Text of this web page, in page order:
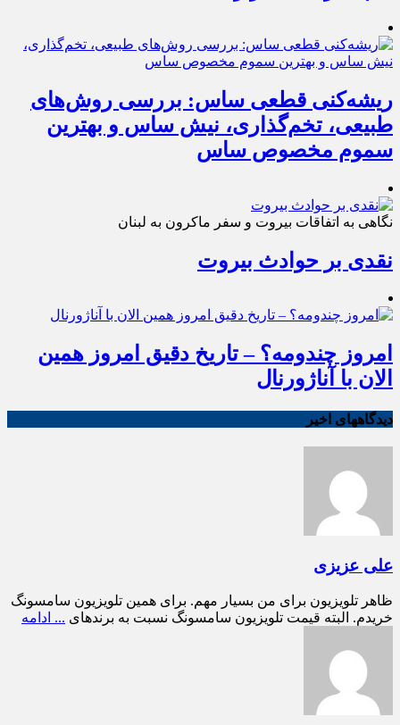
ریشه‌کنی قطعی ساس: بررسی روش‌های
طبیعی، تخم‌گذاری، نیش ساس و بهترین
سموم مخصوص ساس
نگاهی به اتفاقات بیروت و سفر ماکرون به لبنان
نقدی بر حوادث بیروت
امروز چندومه؟ – تاریخ دقیق امروز همین
الان با آناژورنال
دیدگاههای اخیر
علی عزیزی
ظاهر تلویزیون برای من بسیار مهم. برای همین تلویزیون سامسونگ
خریدم. البته قیمت تلویزیون سامسونگ نسبت به برندهای ... ادامه